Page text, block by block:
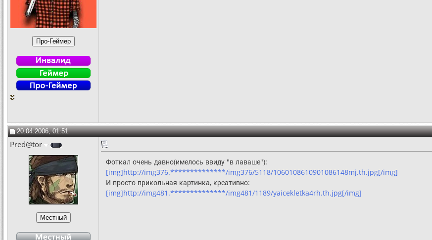
20.04.2006, 01:51
Pred@tor
Фоткал очень давно(имелось ввиду "в лаваше"):
[img]http://img376.**************/img376/5118/1060108610901086148mj.th.jpg[/img]
И просто прикольная картинка, креативно:
[img]http://img481.**************/img481/1189/yaicekletka4rh.th.jpg[/img]